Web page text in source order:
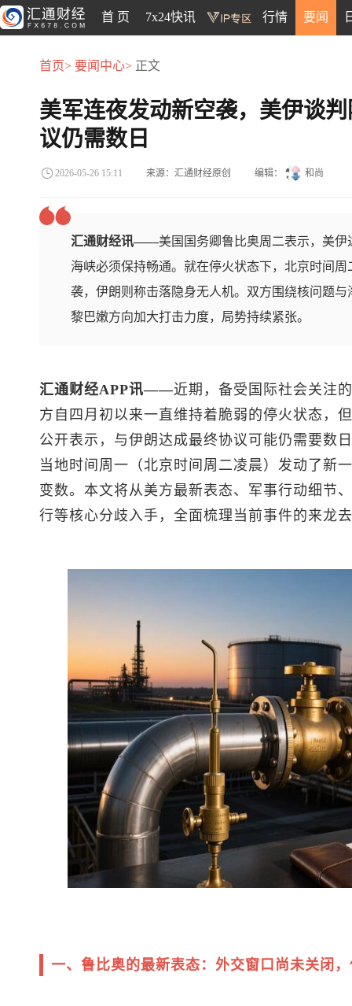
首 页 7x24快讯 行情 要闻
首页> 要闻中心> 正文
美军连夜发动新空袭，美伊谈
议仍需数日
2026-05-26 15:11 来源：汇通财经原创 编辑： 和尚
汇通财经讯——美国国务卿鲁比奥周二表示，美
海峡必须保持畅通。就在停火状态下，北京时间
袭，伊朗则称击落隐身无人机。双方围绕核问题
黎巴嫩方向加大打击力度，局势持续紧张。
汇通财经APP讯——近期，备受国际社会关注
方自四月初以来一直维持着脆弱的停火状态，但
公开表示，与伊朗达成最终协议可能仍需要数
当地时间周一（北京时间周二凌晨）发动了新
变数。本文将从美方最新表态、军事行动细节
行等核心分歧入手，全面梳理当前事件的来龙
一、鲁比奥的最新表态：外交窗口尚未关闭